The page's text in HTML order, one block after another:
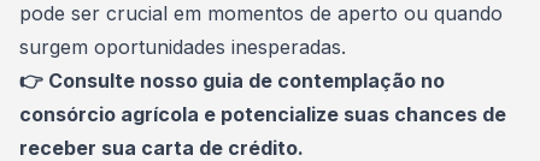
pode ser crucial em momentos de aperto ou quando
surgem oportunidades inesperadas.
👉 Consulte nosso guia de contemplação no
consórcio agrícola e potencialize suas chances de
receber sua carta de crédito.